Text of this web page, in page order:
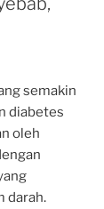
semakin
diabetes
oleh
darah.